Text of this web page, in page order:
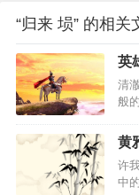
“归来 埙” 的相关
英
清
般
在
默
刻,
人
黄
许
中